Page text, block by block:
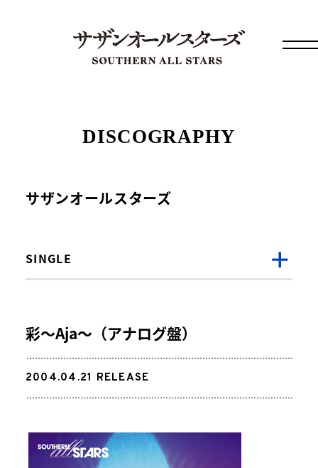
DISCOGRAPHY
サザンオールスターズ
SINGLE
彩～Aja～（アナログ盤）
2004.04.21 RELEASE